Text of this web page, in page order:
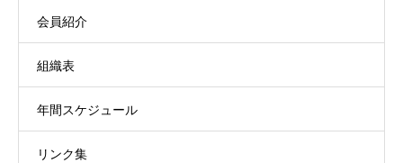
会員紹介
組織表
年間スケジュール
リンク集